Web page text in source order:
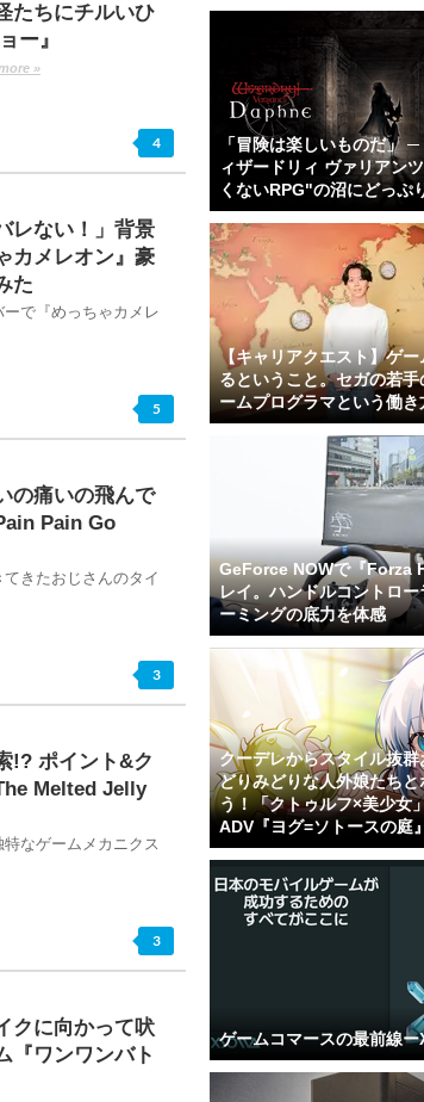
たちにチルいひ
ー』
»
4
レない！」背景
カメレオン』豪
た
で『めっちゃカメレ
5
の痛いの飛んで
Pain Go
きたおじさんのタイ
3
!? ポイント&ク
Melted Jelly
なゲームメカニクス
3
クに向かって吠
『ワンワンバト
「冒険は楽しいものだ」
ィザードリィ ヴァリアン
くないRPG"の沼にどっぷ
【キャリアクエスト】ゲ
るということ。セガの若
ームプログラマという働き
GeForce NOWで『Forza
レイ。ハンドルコントロ
ーミングの底力を体感
クーデレからスタイル抜群
どりみどりな人外娘たち
う！「クトゥルフ×美少女
ADV『ヨグ=ソトースの庭
ゲームコマースの最前線